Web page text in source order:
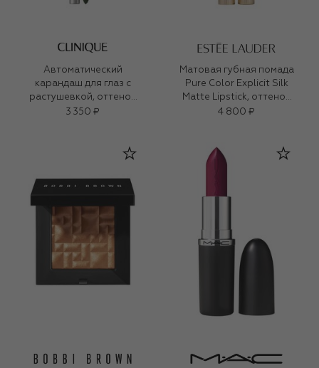
Автоматический
карандаш для глаз с
растушевкой, оттенок
Intense Ivy
3 350 ₽
Матовая губная помада
Pure Color Explicit Silk
Matte Lipstick, оттенок
110 Wrong Place, Right
4 800 ₽